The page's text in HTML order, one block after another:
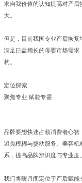
求自我价值的认知提高对产
大。
但是，目前我国专业产后恢
满足日益增长的母婴市场需
构。
定位探索
聚焦专业 赋能专需
-
品牌要想快速占领消费者心智
避免模糊与婴幼服务、美容
系，提高品牌辨识度与专业度。
我们将暖月阁定位于产后赋